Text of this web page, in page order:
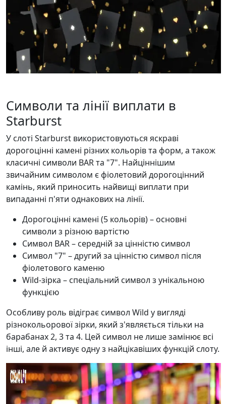
Символи та лінії виплати в
Starburst
У слоті Starburst використовуються яскраві
дорогоцінні камені різних кольорів та форм, а також
класичні символи BAR та "7". Найціннішим
звичайним символом є фіолетовий дорогоцінний
камінь, який приносить найвищі виплати при
випаданні п'яти однакових на лінії.
Дорогоцінні камені (5 кольорів) – основні
символи з різною вартістю
Символ BAR – середній за цінністю символ
Символ "7" – другий за цінністю символ після
фіолетового каменю
Wild-зірка – спеціальний символ з унікальною
функцією
Особливу роль відіграє символ Wild у вигляді
різнокольорової зірки, який з'являється тільки на
барабанах 2, 3 та 4. Цей символ не лише замінює всі
інші, але й активує одну з найцікавіших функцій слоту.